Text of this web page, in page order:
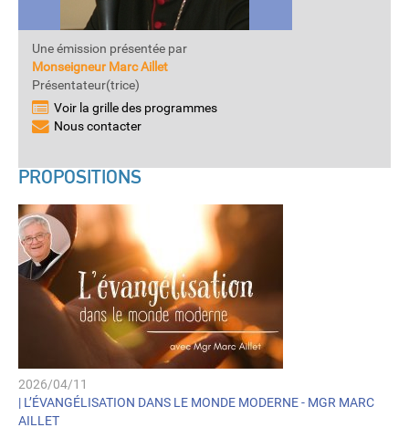
Une émission présentée par
Monseigneur Marc Aillet
Présentateur(trice)
Voir la grille des programmes
Nous contacter
PROPOSITIONS
2026/04/11
| L’ÉVANGÉLISATION DANS LE MONDE MODERNE - MGR MARC
AILLET